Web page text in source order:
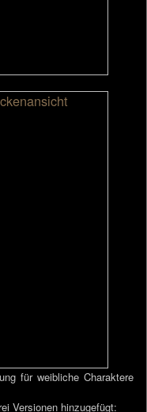
für weibliche Charaktere
Versionen hinzugefügt: